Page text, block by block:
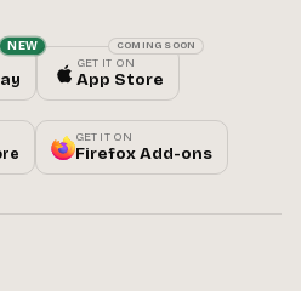
NEW
GET IT ON
App Store
COMING SOON
GET IT ON
Firefox Add-ons